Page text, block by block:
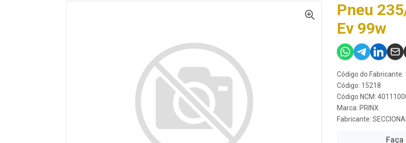
Pneu
Ev 99w
Código do Fabricante:
Código: 15218
Código NCM:
Marca: PRINX
Fabricante: